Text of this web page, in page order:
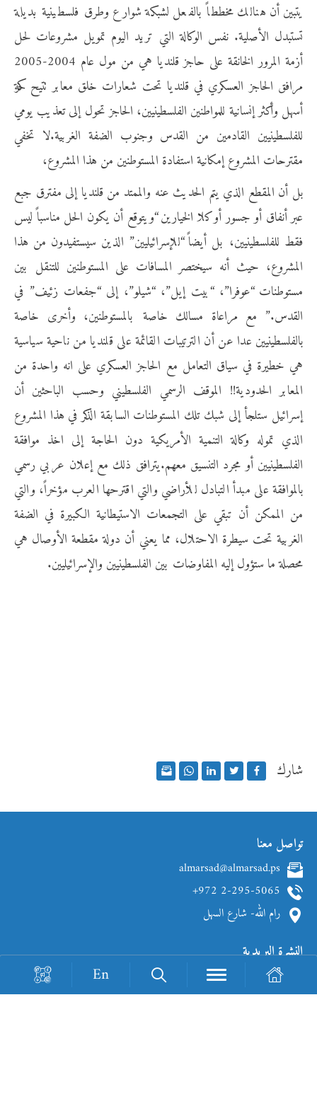
يتبين أن هنالك مخططاً بالفعل لشبكة شوارع وطرق فلسطينية بديلة
تستبدل الأصلية. نفس الوكالة التي تريد اليوم تمويل مشروعات لحل
أزمة المرور الخانقة على حاجز قلنديا هي من مول عام 2004-2005
مرافق الحاجز العسكري في قلنديا تحت شعارات خلق معابر تتيح حركة
أسهل وأكثر إنسانية للمواطنين الفلسطينيين، الحاجز تحول إلى تعذيب يومي
للفلسطينيين القادمين من القدس وجنوب الضفة الغربية.لا تخفي
مقترحات المشروع إمكانية استفادة المستوطنين من هذا المشروع،
بل أن المقطع الذي يتم الحديث عنه والممتد من قلنديا إلى مفترق جبع
عبر أنفاق أو جسور أو كلا الخيارين “ويتوقع أن يكون الحل مناسباً ليس
فقط للفلسطينيين، بل أيضاً “للإسرائيليين” الذين سيستفيدون من هذا
المشروع، حيث أنه سيختصر المسافات على المستوطنين للتنقل بين
مستوطنات “عوفرا”، “بيت إيل”، “شيلو”، إلى “جفعات زئيف” في
القدس.” مع مراعاة مسالك خاصة بالمستوطنين، وأخرى خاصة
بالفلسطينيين عدا عن أن الترتيبات القائمة على قلنديا من ناحية سياسية
هي خطيرة في سياق التعامل مع الحاجز العسكري على انه واحدة من
المعابر الحدودية!! الموقف الرسمي الفلسطيني وحسب الباحثين أن
إسرائيل ستلجأ إلى شبك تلك المستوطنات السابقة الذكر في هذا المشروع
الذي تموله وكالة التنمية الأمريكية دون الحاجة إلى اخذ موافقة
الفلسطينيين أو مجرد التنسيق معهم.يترافق ذلك مع إعلان عربي رسمي
بالموافقة على مبدأ التبادل للأراضي والتي اقترحها العرب مؤخراً، والتي
من الممكن أن تبقي على التجمعات الاستيطانية الكبيرة في الضفة
الغربية تحت سيطرة الاحتلال، مما يعني أن دولة مقطعة الأوصال هي
محصلة ما ستؤول إليه المفاوضات بين الفلسطينيين والإسرائيليين.
شارك
تواصل معنا
almarsad@almarsad.ps
+972 2-295-5065
رام الله- شارع السهل
النشرة البريدية
En